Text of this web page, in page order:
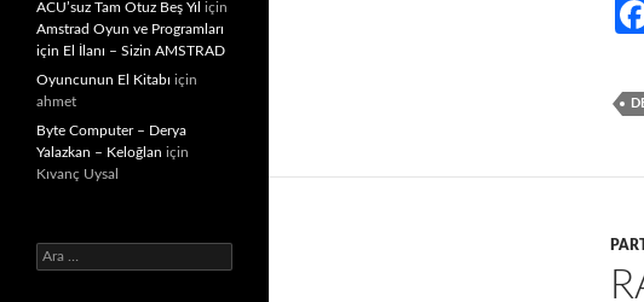
ACU’suz Tam Otuz Beş Yıl için
Amstrad Oyun ve Programları
için El İlanı – Sizin AMSTRAD
Oyuncunun El Kitabı için
ahmet
Byte Computer – Derya
Yalazkan – Keloğlan için
Kıvanç Uysal
Arama: